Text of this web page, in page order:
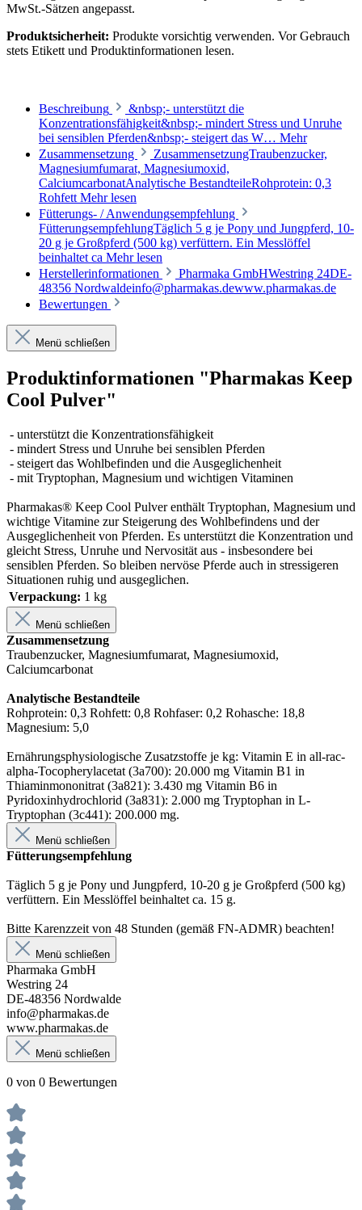
MwSt.-Sätzen angepasst.
Produktsicherheit: Produkte vorsichtig verwenden. Vor Gebrauch
stets Etikett und Produktinformationen lesen.
Beschreibung
&nbsp;- unterstützt die
Konzentrationsfähigkeit&nbsp;- mindert Stress und Unruhe
bei sensiblen Pferden&nbsp;- steigert das W… Mehr
Zusammensetzung
ZusammensetzungTraubenzucker,
Magnesiumfumarat, Magnesiumoxid,
CalciumcarbonatAnalytische BestandteileRohprotein: 0,3
Rohfett Mehr lesen
Fütterungs- / Anwendungsempfehlung
FütterungsempfehlungTäglich 5 g je Pony und Jungpferd, 10-
20 g je Großpferd (500 kg) verfüttern. Ein Messlöffel
beinhaltet ca Mehr lesen
Herstellerinformationen
Pharmaka GmbHWestring 24DE-
48356 Nordwaldeinfo@pharmakas.dewww.pharmakas.de
Bewertungen
Menü schließen
Produktinformationen "Pharmakas Keep
Cool Pulver"
- unterstützt die Konzentrationsfähigkeit
- mindert Stress und Unruhe bei sensiblen Pferden
- steigert das Wohlbefinden und die Ausgeglichenheit
- mit Tryptophan, Magnesium und wichtigen Vitaminen
Pharmakas® Keep Cool Pulver enthält Tryptophan, Magnesium und
wichtige Vitamine zur Steigerung des Wohlbefindens und der
Ausgeglichenheit von Pferden. Es unterstützt die Konzentration und
gleicht Stress, Unruhe und Nervosität aus - insbesondere bei
sensiblen Pferden. So bleiben nervöse Pferde auch in stressigeren
Situationen ruhig und ausgeglichen.
Verpackung: 1 kg
Menü schließen
Zusammensetzung
Traubenzucker, Magnesiumfumarat, Magnesiumoxid,
Calciumcarbonat
Analytische Bestandteile
Rohprotein: 0,3 Rohfett: 0,8 Rohfaser: 0,2 Rohasche: 18,8
Magnesium: 5,0
Ernährungsphysiologische Zusatzstoffe je kg: Vitamin E in all-rac-
alpha-Tocopherylacetat (3a700): 20.000 mg Vitamin B1 in
Thiaminmononitrat (3a821): 3.430 mg Vitamin B6 in
Pyridoxinhydrochlorid (3a831): 2.000 mg Tryptophan in L-
Tryptophan (3c441): 200.000 mg.
Menü schließen
Fütterungsempfehlung
Täglich 5 g je Pony und Jungpferd, 10-20 g je Großpferd (500 kg)
verfüttern. Ein Messlöffel beinhaltet ca. 15 g.
Bitte Karenzzeit von 48 Stunden (gemäß FN-ADMR) beachten!
Menü schließen
Pharmaka GmbH
Westring 24
DE-48356 Nordwalde
info@pharmakas.de
www.pharmakas.de
Menü schließen
0 von 0 Bewertungen